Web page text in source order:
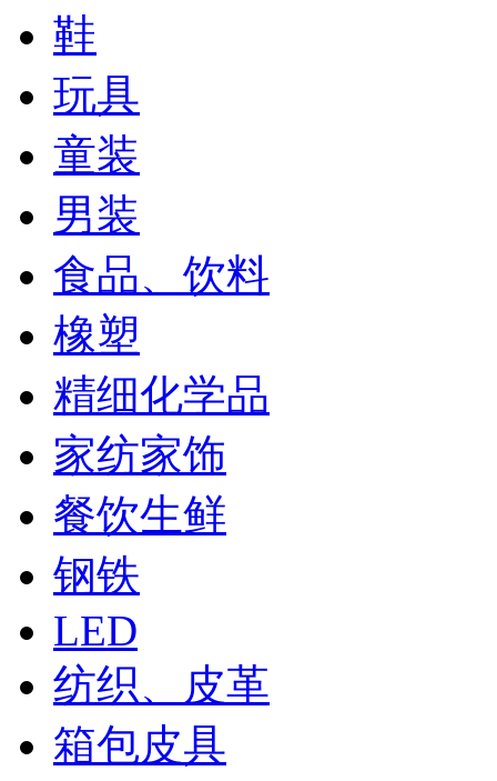
鞋
玩具
童装
男装
食品、饮料
橡塑
精细化学品
家纺家饰
餐饮生鲜
钢铁
LED
纺织、皮革
箱包皮具